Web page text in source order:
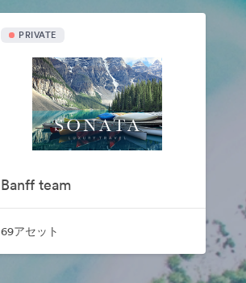
PRIVATE
Banff team
69アセット